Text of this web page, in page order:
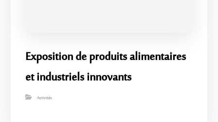
Exposition de produits alimentaires
et industriels innovants
Activités